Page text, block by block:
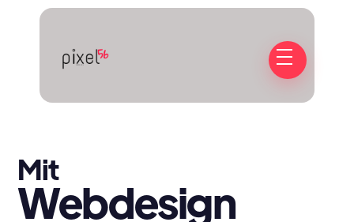
Mit
Webdesign